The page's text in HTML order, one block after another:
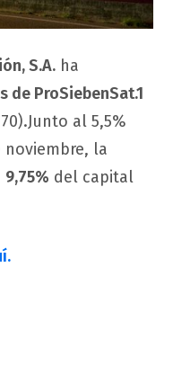
S.A. ha
de ProSiebenSat.1
al 5,5%
la
9,75% del capital